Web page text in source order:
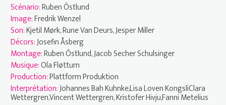
Scénario:Ruben Östlund
Image:Fredrik Wenzel
Son:Kjetil Mørk, Rune Van Deurs, Jesper Miller
Décors:Josefin Åsberg
Montage:Ruben Östlund, Jacob Secher Schulsinger
Musique:Ola Fløttum
Production:Plattform Produktion
Interprétation:Johannes Bah Kuhnke,Lisa Loven KongsliClara
Wettergren,Vincent Wettergren, Kristofer Hivju,Fanni Metelius